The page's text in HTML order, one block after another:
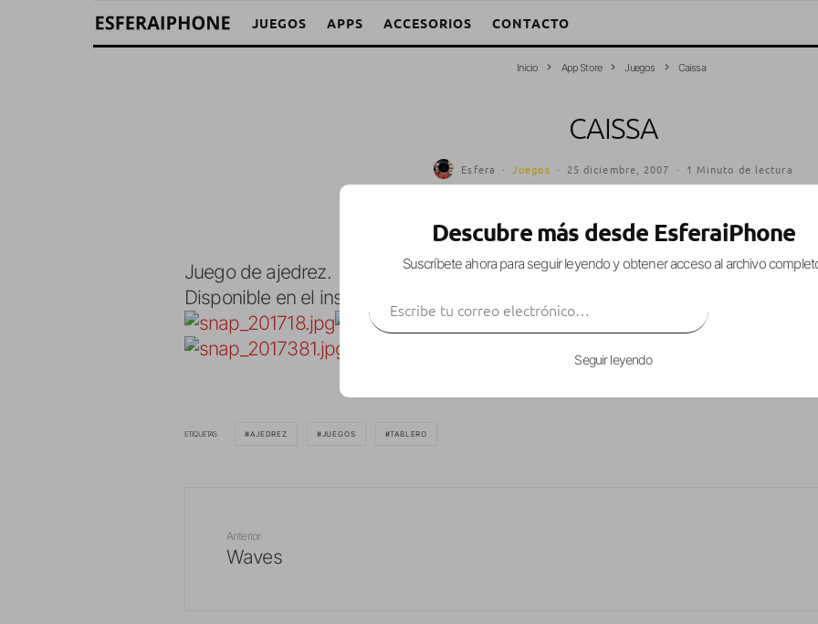
JUEGOS APPS ACCESORIOS CONTACTO
Inicio App Store Juegos Caissa
CAISSA
Esfera · Juegos · 25 diciembre, 2007 · 1 Minuto de lectura
Juego de ajedrez.
Disponible en el installer.
ETIQUETAS AJEDREZ JUEGOS TABLERO
Anterior
Waves
Descubre más desde EsferaiPhone
Suscríbete ahora para seguir leyendo y obtener acceso al archivo
Seguir leyendo